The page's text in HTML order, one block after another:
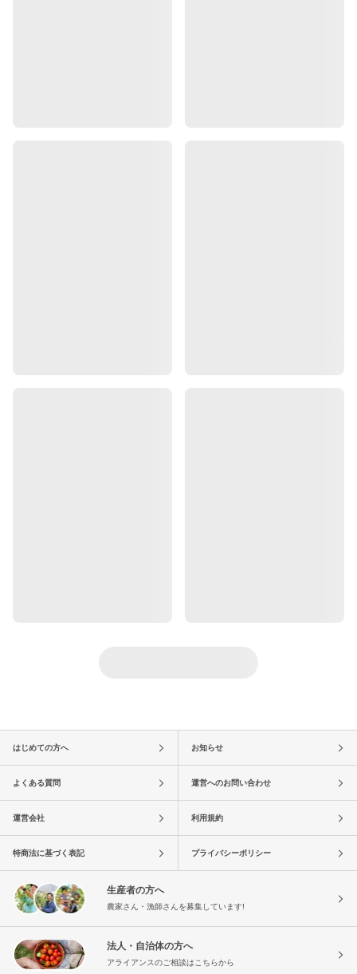
はじめての方へ お知らせ
よくある質問 運営へのお問い合わせ
運営会社 利用規約
特商法に基づく表記 プライバシーポリシー
生産者の方へ
農家さん・漁師さんを募集しています!
法人・自治体の方へ
アライアンスのご相談はこちらから